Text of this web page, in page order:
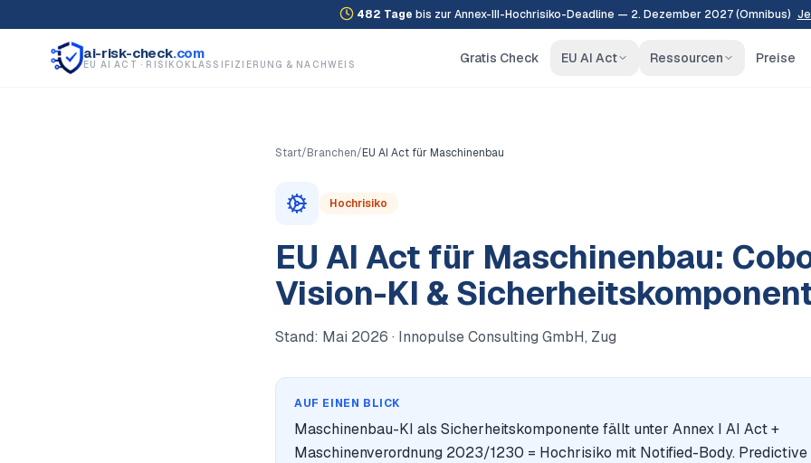
482 Tage bis zur Annex-III-Hochrisiko-Deadline — 2. Dezember 2027 (Omnibus)
ai-risk-check.com
EU AI ACT · RISIKOKLASSIFIZIERUNG & NACHWEIS Gratis Check EU AI Act Ressourcen Preise
Start/Branchen/EU AI Act für Maschinenbau
Hochrisiko
EU AI Act für Maschinenbau:
Vision-KI &
Stand: Mai 2026 · Innopulse Consulting GmbH, Zug
AUF EINEN BLICK
Maschinenbau-KI als Sicherheitskomponente fällt unter Annex I AI Act +
Maschinenverordnung 2023/1230 = Hochrisiko mit Notified-Body. Predictive